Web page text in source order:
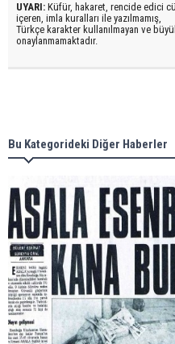
UYARI: Küfür, hakaret, rencide edici
içeren, imla kuralları ile yazılmamış,
Türkçe karakter kullanılmayan ve
onaylanmamaktadır.
Bu Kategorideki Diğer Haberler